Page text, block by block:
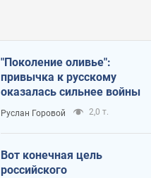
"Поколение оливье":
привычка к русскому
оказалась сильнее войны
Руслан Горовой 2,0 т.
Вот конечная цель
российского